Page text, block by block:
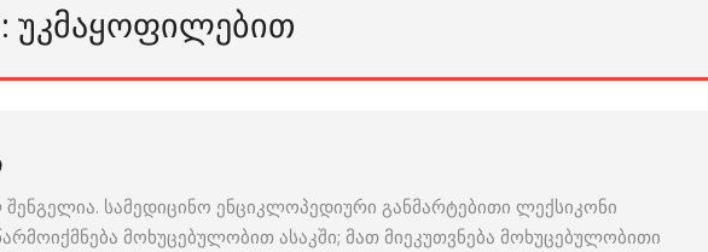
ᲣᲙᲛᲐᲧᲝᲤᲘᲚᲔᲑᲘᲗ
სამედიცინო ენციკლოპედიური განმარტებითი ლექსიკონი
მოხუცებულობით ასაკში; მათ მიეკუთვნება მოხუცებულობითი